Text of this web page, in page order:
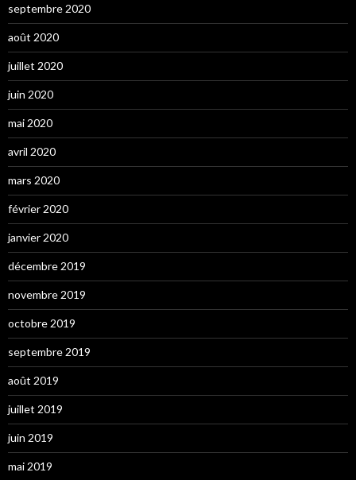
septembre 2020
août 2020
juillet 2020
juin 2020
mai 2020
avril 2020
mars 2020
février 2020
janvier 2020
décembre 2019
novembre 2019
octobre 2019
septembre 2019
août 2019
juillet 2019
juin 2019
mai 2019